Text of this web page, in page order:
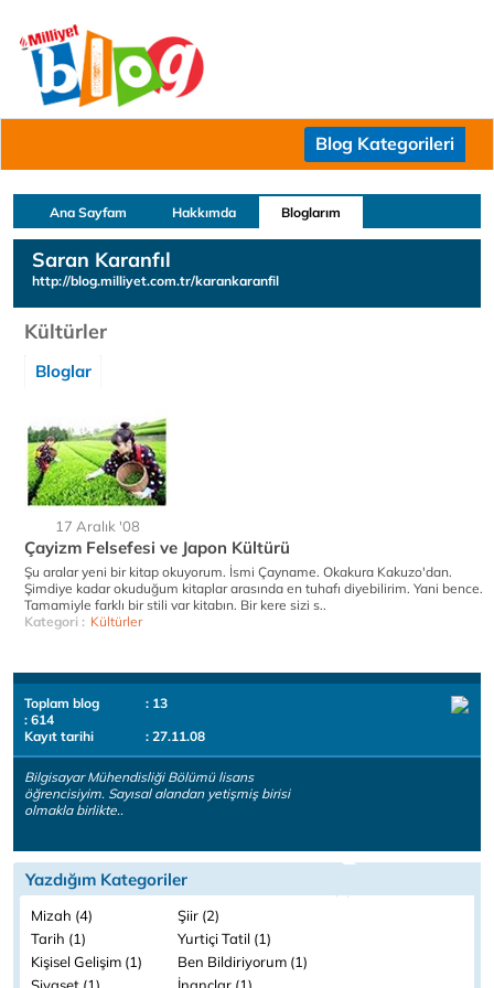
Blog Kategorileri
Ana Sayfam Hakkımda Bloglarım
Saran Karanfıl
http://blog.milliyet.com.tr/karankaranfil
Kültürler
Bloglar
17 Aralık '08
Çayizm Felsefesi ve Japon Kültürü
Şu aralar yeni bir kitap okuyorum. İsmi Çayname. Okakura Kakuzo'dan.
Şimdiye kadar okuduğum kitaplar arasında en tuhafı diyebilirim. Yani bence.
Tamamiyle farklı bir stili var kitabın. Bir kere sizi s..
Kategori : Kültürler
Toplam blog
: 13
: 614
Kayıt tarihi
: 27.11.08
Bilgisayar Mühendisliği Bölümü lisans
öğrencisiyim. Sayısal alandan yetişmiş birisi
olmakla birlikte..
Yazdığım Kategoriler
Mizah (4)
Şiir (2)
Tarih (1)
Yurtiçi Tatil (1)
Kişisel Gelişim (1)
Ben Bildiriyorum (1)